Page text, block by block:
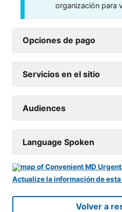
organización para
Opciones de pago
Servicios en el sitio
Audiences
Language Spoken
Actualize la información de
Volver a